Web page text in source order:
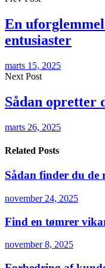
En
entusiaster
marts 15, 2025
Next Post
Sådan opretter
marts 26, 2025
Related Posts
Sådan finder du de
november 24, 2025
Find en tømrer
november 8, 2025